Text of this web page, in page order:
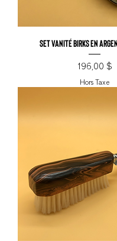
Set vanité Birks en
Prix
196,00 $
Hors Taxe